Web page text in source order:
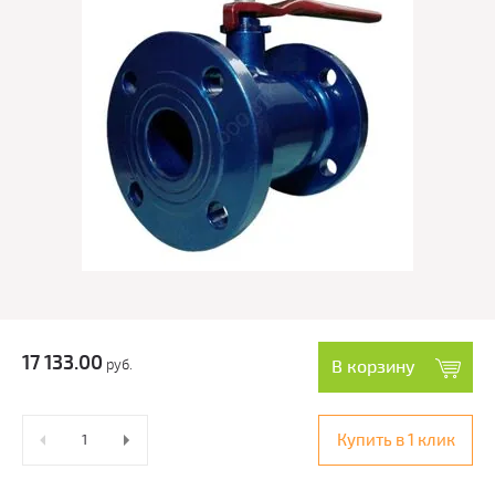
17 133.00 руб. В корзину
Купить в 1 клик